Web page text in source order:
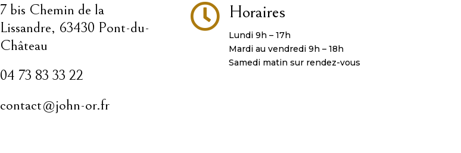
7 bis Chemin de la
Lissandre, 63430 Pont-du-
Château
04 73 83 33 22
contact@john-or.fr
 Horaires
Lundi 9h – 17h
Mardi au vendredi 9h – 18h
Samedi matin sur rendez-vous